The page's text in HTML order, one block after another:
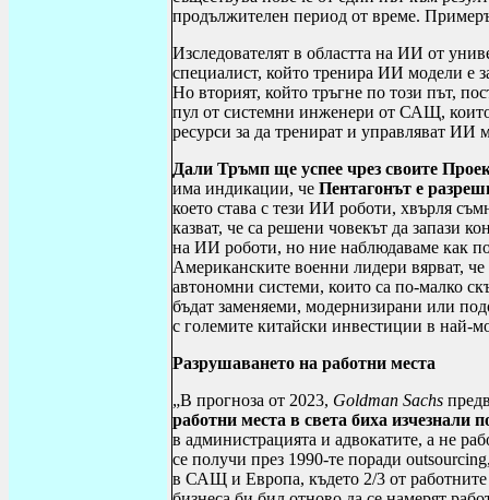
продължителен период от време.
Изследователят в областта на ИИ от
специалист, който тренира ИИ модели е
Но вторият, който тръгне по този път,
пул от системни инженери от САЩ,
ресурси за да тренират и управляват
Дали Тръмп ще успее чрез своите
има индикации, че Пентагонът е
което става с тези ИИ роботи, хвърля
казват, че са решени човекът да запази
на ИИ роботи, но ние наблюдаваме как
Американските военни лидери вярват,
автономни системи, които са по-малко
бъдат заменяеми, модернизирани или
с големите китайски инвестиции в най-
Разрушаването на работни места
„В прогноза от 2023, Goldman Sachs
работни места в света биха изчезнали
в администрацията и адвокатите, а не
се получи през 1990-те поради outsourcing
в САЩ и Европа, където 2/3 от